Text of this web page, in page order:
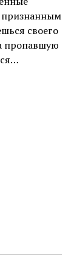
своего
пропавшую